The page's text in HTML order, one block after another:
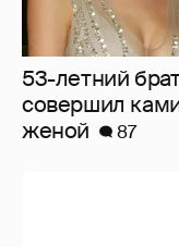
53-летний
совершил
женой
87